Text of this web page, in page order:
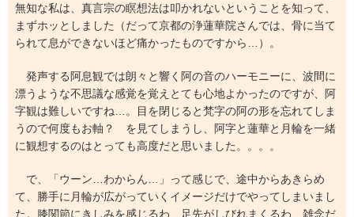
無知な私は、真言宗の瞑想法は叩かれないということを知って、
まずホッとしました（だって京都の浄蓮華院さんでは、骨に当て
られて息ができないほど痛かったものですから…）。
発声する阿息観では朗々と響く阿の音のハーモニーに、波間に
漂うような不思議な感覚を覚えとても心地よかったのですが、阿
字観は難しいですね…。目を閉じると梵字の阿の形を忘れてしま
うので何度もお軸？ を見てしまうし、阿字と蓮華と月輪を一緒
に観想するのはとっても高度だと思いました。。。。
で、「ウーン…わからん…」って感じで、途中からあきらめ
て、勝手に月輪が広がっていくイメージだけでやってしまいまし
た。膝関節にきしみを感じるわ、足先がしびれまくるわ、雑念だ